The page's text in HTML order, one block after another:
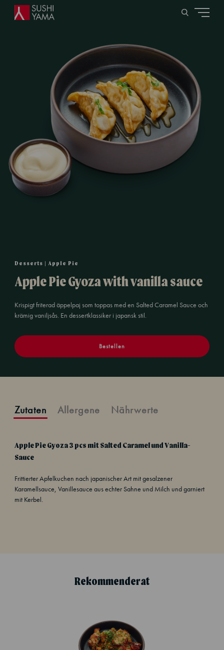
Desserts | Apple Pie
Apple Pie Gyoza with vanilla sauce
Krispigt friterad äppelpaj som toppas med en Salted Caramel Sauce och
krämig vaniljsås. En dessertklassiker i japansk stil.
Bestellen
Zutaten Allergene Nährwerte
Apple Pie Gyoza 3 pcs mit Salted Caramel und Vanilla-
Sauce
Frittierter Apfelkuchen nach japanischer Art mit gesalzener
Karamellsauce, Vanillesauce aus echter Sahne und Milch und garniert
mit Kerbel.
Rekommenderat